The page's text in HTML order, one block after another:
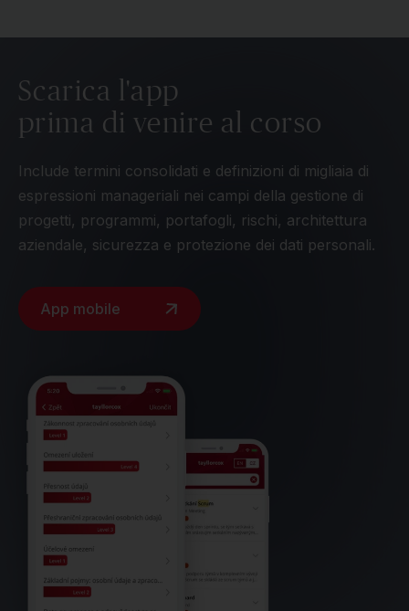
Scarica l'app
prima di venire al corso
Include termini consolidati e definizioni di migliaia di
espressioni manageriali nei campi della gestione di
progetti, programmi, portafogli, rischi, architettura
aziendale, sicurezza e protezione dei dati personali.
App mobile